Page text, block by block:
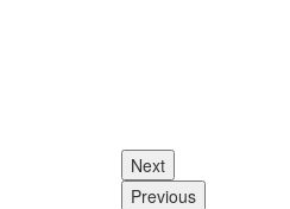
Next
Previous